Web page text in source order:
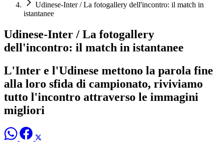
Udinese-Inter / La fotogallery dell'incontro: il match in
istantanee
Udinese-Inter / La fotogallery
dell'incontro: il match in istantanee
L'Inter e l'Udinese mettono la parola fine
alla loro sfida di campionato, riviviamo
tutto l'incontro attraverso le immagini
migliori